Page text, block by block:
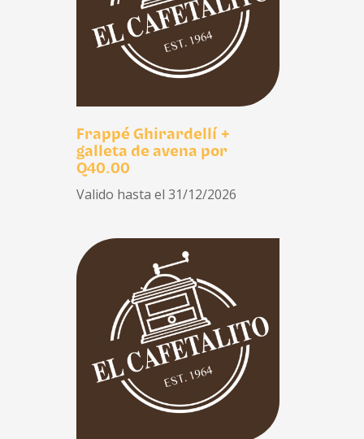
Frappé Ghirardellí +
galleta de avena por
Q40.00
Valido hasta el 31/12/2026